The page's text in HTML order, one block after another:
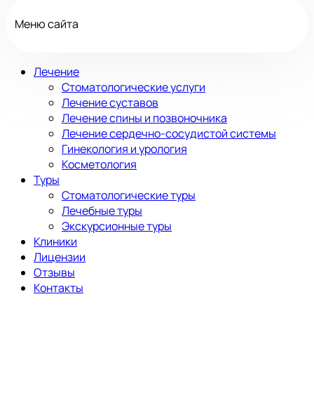
Меню сайта
Лечение
Стоматологические услуги
Лечение суставов
Лечение спины и позвоночника
Лечение сердечно-сосудистой системы
Гинекология и урология
Косметология
Туры
Стоматологические туры
Лечебные туры
Экскурсионные туры
Клиники
Лицензии
Отзывы
Контакты